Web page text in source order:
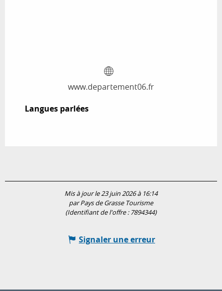
www.departement06.fr
Langues parlées
Langues parlées
Mis à jour le 23 juin 2026 à 16:14
par Pays de Grasse Tourisme
(Identifiant de l'offre : 7894344)
Signaler une erreur